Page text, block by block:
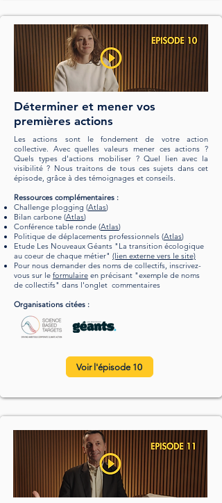
Déterminer et mener vos
premières actions
Les actions sont le fondement de votre action
collective. Avec quelles valeurs mener ces actions ?
Quels types d'actions mobiliser ? Quel lien avec la
visibilité ? Nous traitons de tous ces sujets dans cet
épisode, grâce à des témoignages et conseils.
Ressources complémentaires :
Challenge plogging (Atlas)
Bilan carbone (Atlas)
Conférence table ronde (Atlas)
Politique de déplacements professionnels (Atlas)
Etude Les Nouveaux Géants "La transition écologique
au coeur de chaque métier" (lien externe vers le site)
Pour nous demander des noms de collectifs, inscrivez-
vous sur le formulaire en précisant "exemple de noms
de collectifs" dans l'onglet commentaires
Organisations citées :
Voir l'épisode 10